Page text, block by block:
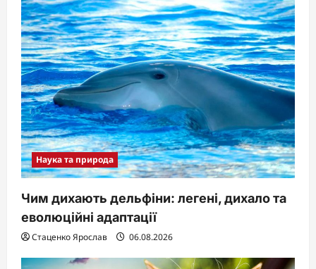
Наука та природа
Чим дихають дельфіни: легені, дихало та
еволюційні адаптації
Стаценко Ярослав 06.08.2026